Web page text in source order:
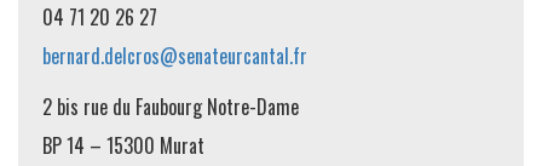
04 71 20 26 27
bernard.delcros@senateurcantal.fr
2 bis rue du Faubourg Notre-Dame
BP 14 – 15300 Murat